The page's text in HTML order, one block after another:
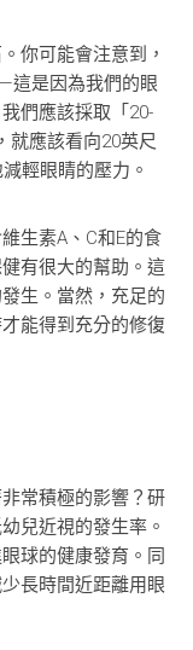
你可能會注意到，
這是因為我們的眼
們應該採取「20-
就應該看向20英尺
輕眼睛的壓力。
生素A、C和E的食
有很大的幫助。這
生。當然，充足的
能得到充分的修復
常積極的影響？研
兒近視的發生率。
球的健康發育。同
長時間近距離用眼